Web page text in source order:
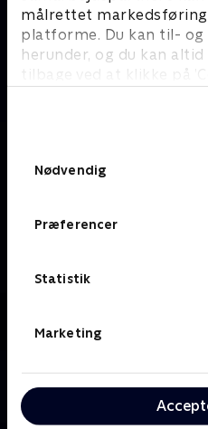
målrettet markedsføring
platforme. Du kan til-
herunder, og du kan
tilbage ved at klikke på
Nødvendig
Præferencer
Statistik
Marketing
19 News
Nyheder
Se 19.30-nyhederne fra TV